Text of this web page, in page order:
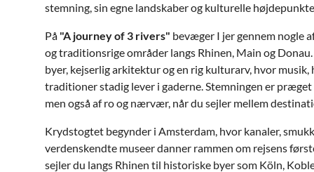
stemning, sin egne landskaber og kulturelle
På "A journey of 3 rivers" bevæger I jer gennem nogle
og traditionsrige områder langs Rhinen, Main og
byer, kejserlig arkitektur og en rig kulturarv, hvor musik,
traditioner stadig lever i gaderne. Stemningen er præget
men også af ro og nærvær, når du sejler mellem
Krydstogtet begynder i Amsterdam, hvor kanaler,
verdenskendte museer danner rammen om rejsens
sejler du langs Rhinen til historiske byer som Köln,